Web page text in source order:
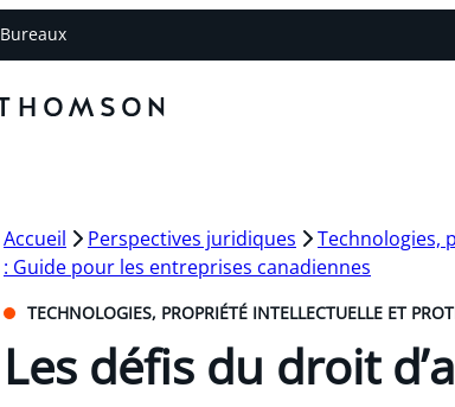
Bureaux
Accueil Perspectives juridiques Technologies,
: Guide pour les entreprises canadiennes
TECHNOLOGIES, PROPRIÉTÉ INTELLECTUELLE ET
Les défis du droit